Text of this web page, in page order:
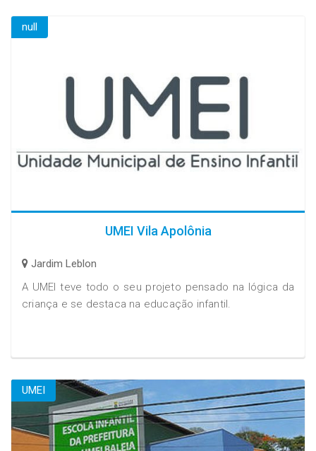
null
UMEI Vila Apolônia
Jardim Leblon
A UMEI teve todo o seu projeto pensado na lógica da
criança e se destaca na educação infantil.
UMEI